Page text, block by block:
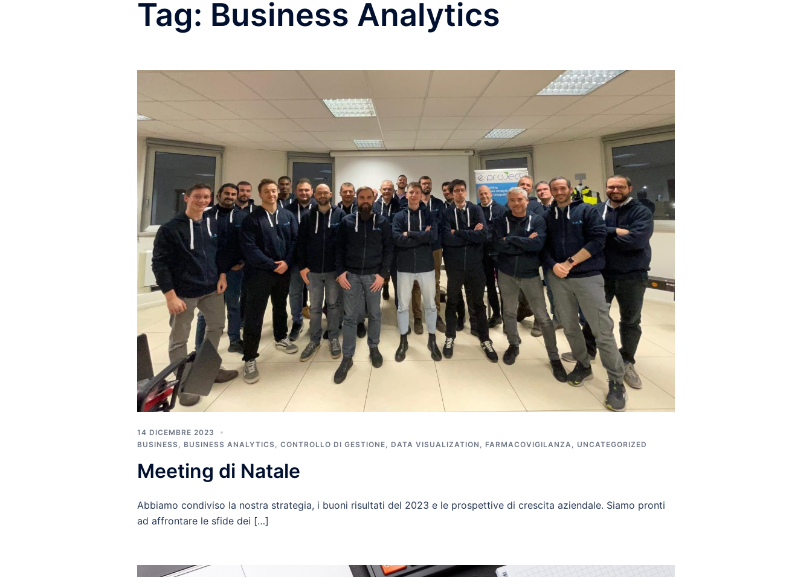
Tag: Business Analytics
14 DICEMBRE 2023
BUSINESS
BUSINESS ANALYTICS CONTROLLO DI GESTIONE DATA VISUALIZATION FARMACOVIGILANZA UNCATEGORIZED
Meeting di Natale
Abbiamo condiviso la nostra strategia, i buoni risultati del 2023 e le prospettive di crescita aziendale. Siamo pronti
ad affrontare le sfide dei […]